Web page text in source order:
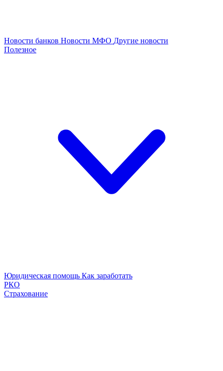
Новости банков Новости МФО Другие новости
Полезное
Юридическая помощь Как заработать
РКО
Страхование